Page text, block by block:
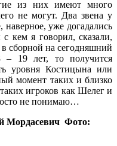
из них имеют много
не могут. Два звена у
уже догадались
кем я говорил, сказали,
сборной на сегодняшний
19 лет, то получится
уровня Костицына или
момент таких и близко
игроков как Шелег и
не понимаю…
Мордасевич Фото: